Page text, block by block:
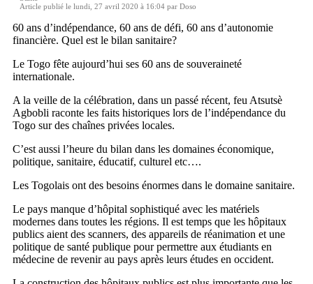
Article publié le lundi, 27 avril 2020 à 16:04 par Doso
60 ans d’indépendance, 60 ans de défi, 60 ans d’autonomie
financière. Quel est le bilan sanitaire?
Le Togo fête aujourd’hui ses 60 ans de souveraineté
internationale.
A la veille de la célébration, dans un passé récent, feu Atsutsè
Agbobli raconte les faits historiques lors de l’indépendance du
Togo sur des chaînes privées locales.
C’est aussi l’heure du bilan dans les domaines économique,
politique, sanitaire, éducatif, culturel etc….
Les Togolais ont des besoins énormes dans le domaine sanitaire.
Le pays manque d’hôpital sophistiqué avec les matériels
modernes dans toutes les régions. Il est temps que les hôpitaux
publics aient des scanners, des appareils de réanimation et une
politique de santé publique pour permettre aux étudiants en
médecine de revenir au pays après leurs études en occident.